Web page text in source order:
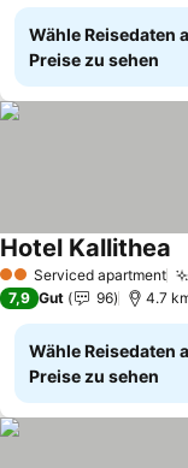
Wähle Reisedaten
Preise zu sehen
2 SterneServiced apartment
Hotel Kallithea
7,9 Gut 96 4.7
Wähle Reisedaten
Preise zu sehen